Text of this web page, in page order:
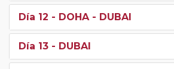
Día 12 - DOHA - DUBAI
Día 13 - DUBAI